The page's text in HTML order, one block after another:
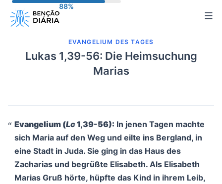
Inhalt
EVANGELIUM DES TAGES
Lukas 1,39-56: Die Heimsuchung
Marias
Evangelium (Lc1,39-56): In jenen Tagen machte
sich Maria auf den Weg und eilte ins Bergland, in
eine Stadt in Juda. Sie ging in das Haus des
Zacharias und begrüßte Elisabeth. Als Elisabeth
Marias Gruß hörte, hüpfte das Kind in ihrem Leib,